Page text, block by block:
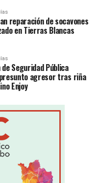
reparación de socavones
en Tierras Blancas
Seguridad Pública
agresor tras riña
Enjoy